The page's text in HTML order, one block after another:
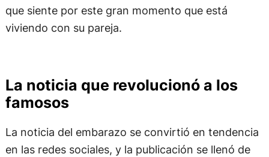
que siente por este gran momento que está
viviendo con su pareja.
La noticia que revolucionó a los
famosos
La noticia del embarazo se convirtió en tendencia
en las redes sociales, y la publicación se llenó de